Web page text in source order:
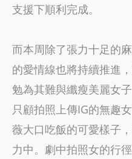
支援下順利完成。
而本周除了張力十足的
的愛情線也將持續推進
勉為其難與纖瘦美麗女
只顧拍照上傳IG的無趣
薇大口吃飯的可愛樣子
力中。劇中拍照女的行